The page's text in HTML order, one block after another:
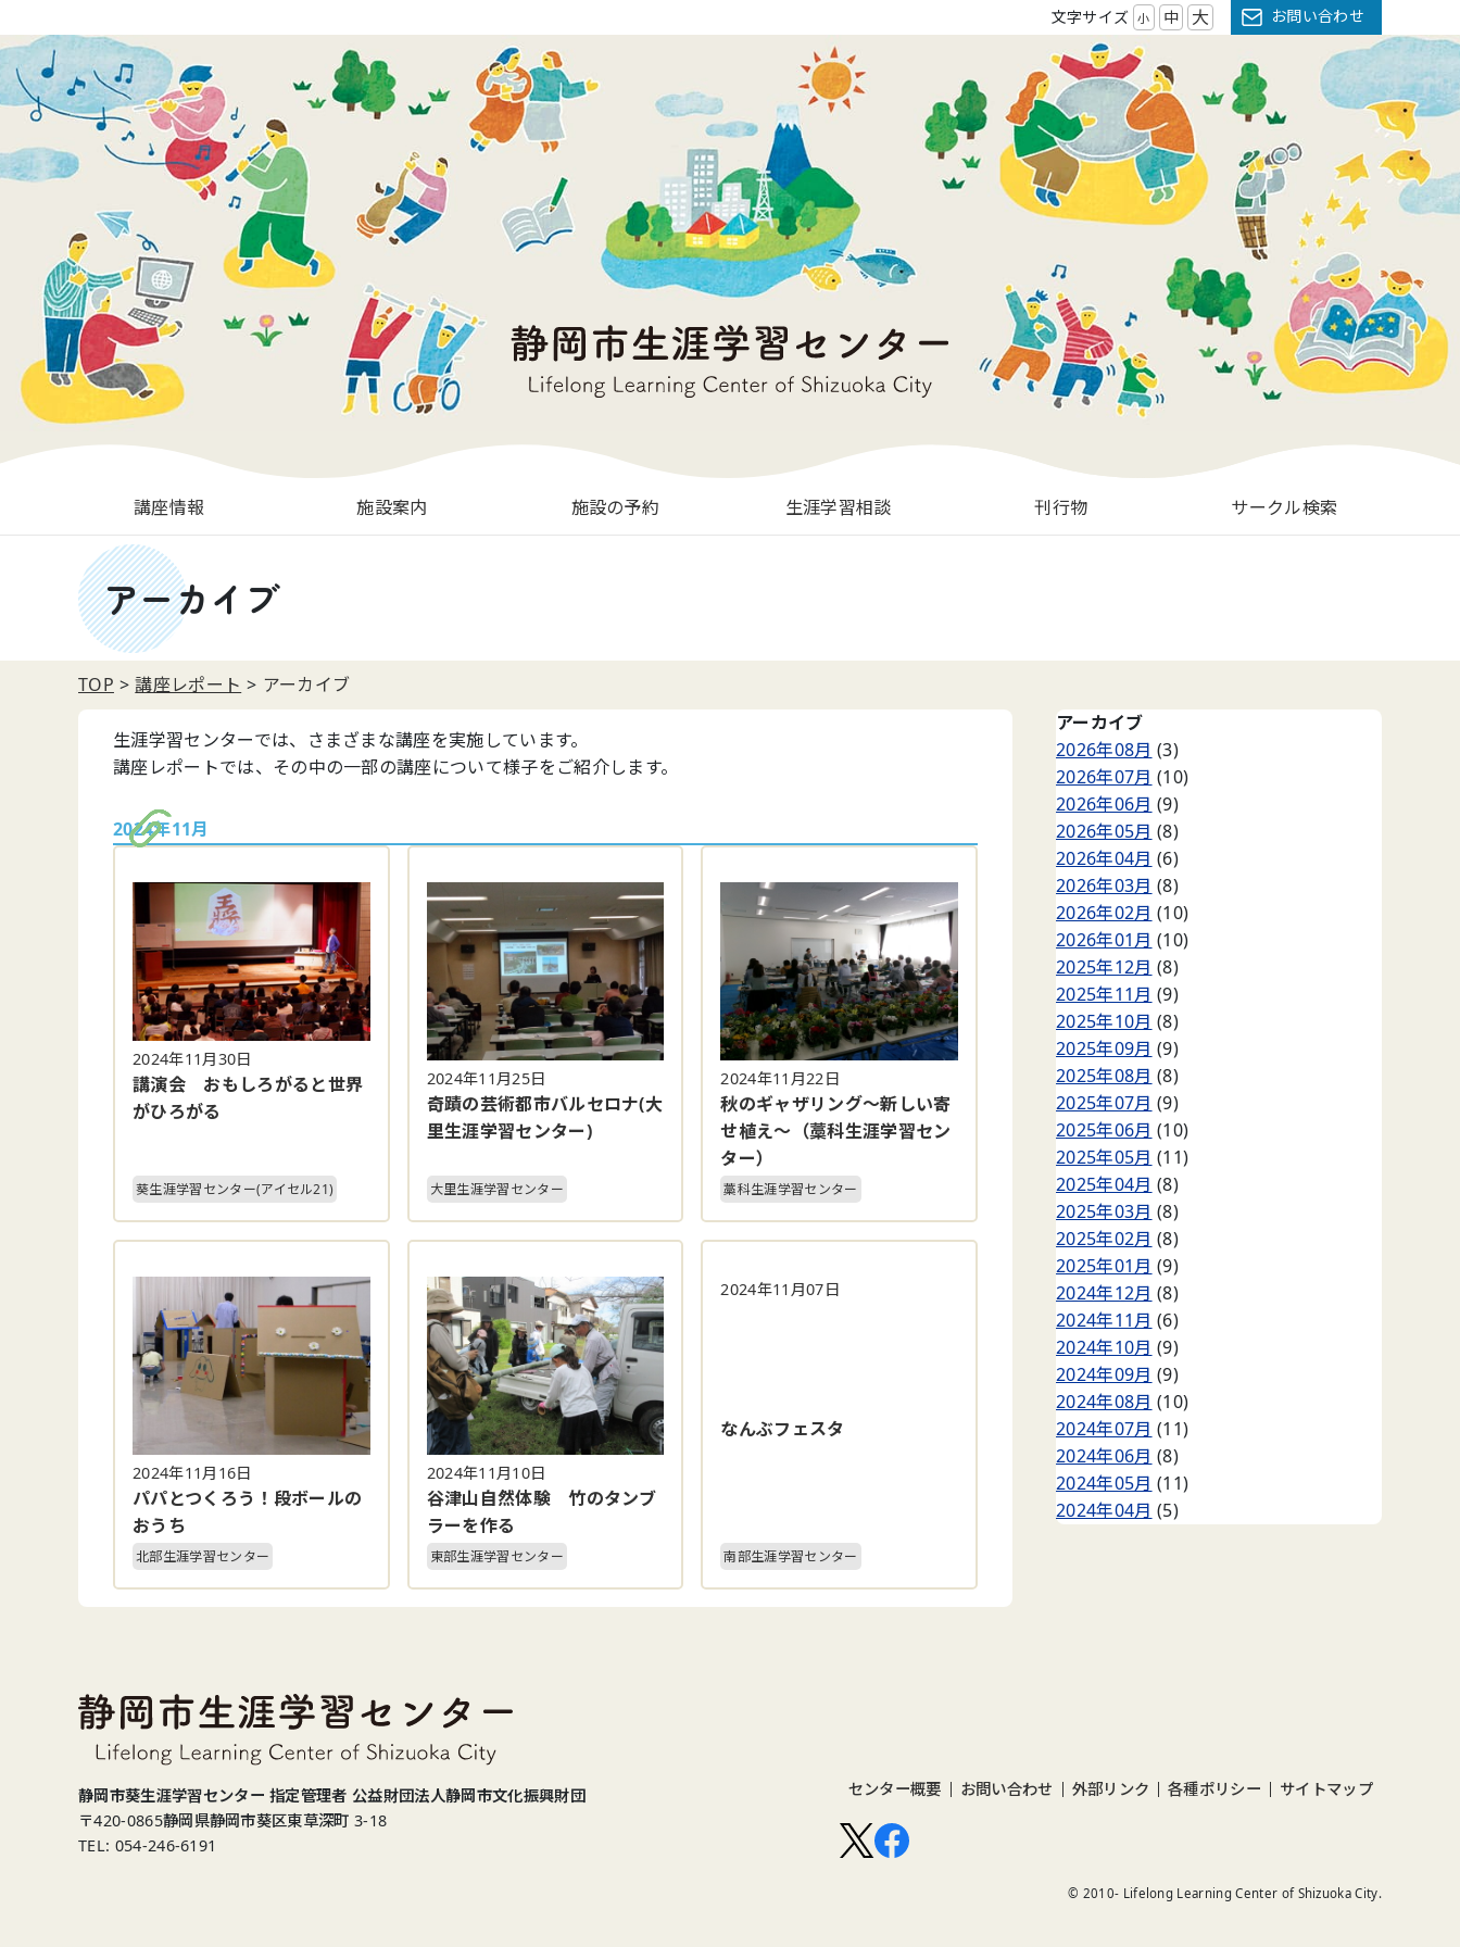
文字サイズ 小 中 大 お問い合わせ
講座情報 施設案内 施設の予約 生涯学習相談 刊行物 サークル検索
アーカイブ
TOP 講座レポート アーカイブ
生涯学習センターでは、さまざまな講座を実施しています。
講座レポートでは、その中の一部の講座について様子をご紹介します。
2024年11月
2024年11月30日
講演会 おもしろがると世界
がひろがる
葵生涯学習センター(アイセル21)
2024年11月25日
奇蹟の芸術都市バルセロナ(大
里生涯学習センター)
大里生涯学習センター
2024年11月22日
秋のギャザリング～新しい寄
せ植え～（藁科生涯学習セン
ター）
藁科生涯学習センター
2024年11月16日
パパとつくろう！段ボールの
おうち
北部生涯学習センター
2024年11月10日
谷津山自然体験 竹のタンブ
ラーを作る
東部生涯学習センター
2024年11月07日
なんぶフェスタ
南部生涯学習センター
アーカイブ
2026年08月 (3)
2026年07月 (10)
2026年06月 (9)
2026年05月 (8)
2026年04月 (6)
2026年03月 (8)
2026年02月 (10)
2026年01月 (10)
2025年12月 (8)
2025年11月 (9)
2025年10月 (8)
2025年09月 (9)
2025年08月 (8)
2025年07月 (9)
2025年06月 (10)
2025年05月 (11)
2025年04月 (8)
2025年03月 (8)
2025年02月 (8)
2025年01月 (9)
2024年12月 (8)
2024年11月 (6)
2024年10月 (9)
2024年09月 (9)
2024年08月 (10)
2024年07月 (11)
2024年06月 (8)
2024年05月 (11)
2024年04月 (5)
静岡市葵生涯学習センター 指定管理者 公益財団法人静岡市文化振興財団
〒420-0865静岡県静岡市葵区東草深町 3-18
TEL: 054-246-6191
センター概要 お問い合わせ 外部リンク 各種ポリシー サイトマップ
© 2010- Lifelong Learning Center of Shizuoka City.